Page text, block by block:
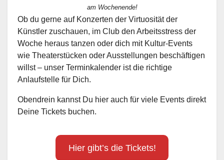
am Wochenende!
Ob du gerne auf Konzerten der Virtuosität der
Künstler zuschauen, im Club den Arbeitsstress der
Woche heraus tanzen oder dich mit Kultur-Events
wie Theaterstücken oder Ausstellungen beschäftigen
willst – unser Terminkalender ist die richtige
Anlaufstelle für Dich.
Obendrein kannst Du hier auch für viele Events direkt
Deine Tickets buchen.
Hier gibt’s die Tickets!